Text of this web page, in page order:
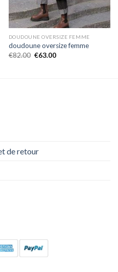
DOUDOUNE OVERSIZE FEMME
doudoune oversize femme
€82.00 €63.00
de retour